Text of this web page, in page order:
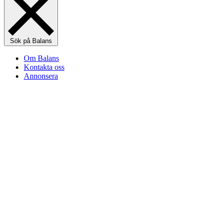
Sök på Balans
Om Balans
Kontakta oss
Annonsera